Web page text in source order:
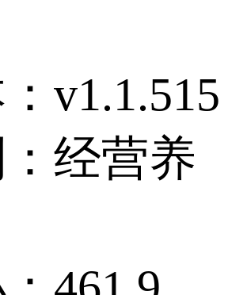
v1.1.515
经营养